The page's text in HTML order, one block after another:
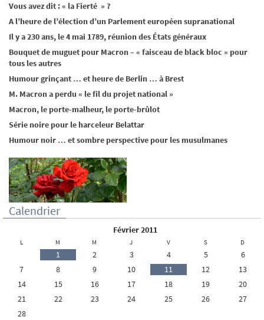
Vous avez dit : « la Fierté » ?
A l’heure de l’élection d’un Parlement européen supranational
Il y a 230 ans, le 4 mai 1789, réunion des États généraux
Bouquet de muguet pour Macron – « faisceau de black bloc » pour
tous les autres
Humour grinçant … et heure de Berlin … à Brest
M. Macron a perdu « le fil du projet national »
Macron, le porte-malheur, le porte-brûlot
Série noire pour le harceleur Belattar
Humour noir … et sombre perspective pour les musulmanes
Calendrier
février 2011
L M M J V S D
1 2 3 4 5
6
7
8 9 10 11 12
13
14
15 16 17 18 19
20
21
22 23 24 25 26
27
28